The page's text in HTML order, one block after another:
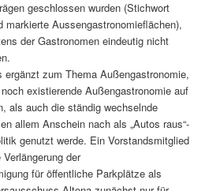
geschlossen wurden (Stichwort
markierte Aussengastronomieflächen),
der Gastronomen eindeutig nicht
zum Thema Außengastronomie,
existierende Außengastronomie auf
als auch die ständig wechselnde
allem Anschein nach als „Autos raus“-
genutzt werde. Ein Vorstandsmitglied
der
für öffentliche Parkplätze als